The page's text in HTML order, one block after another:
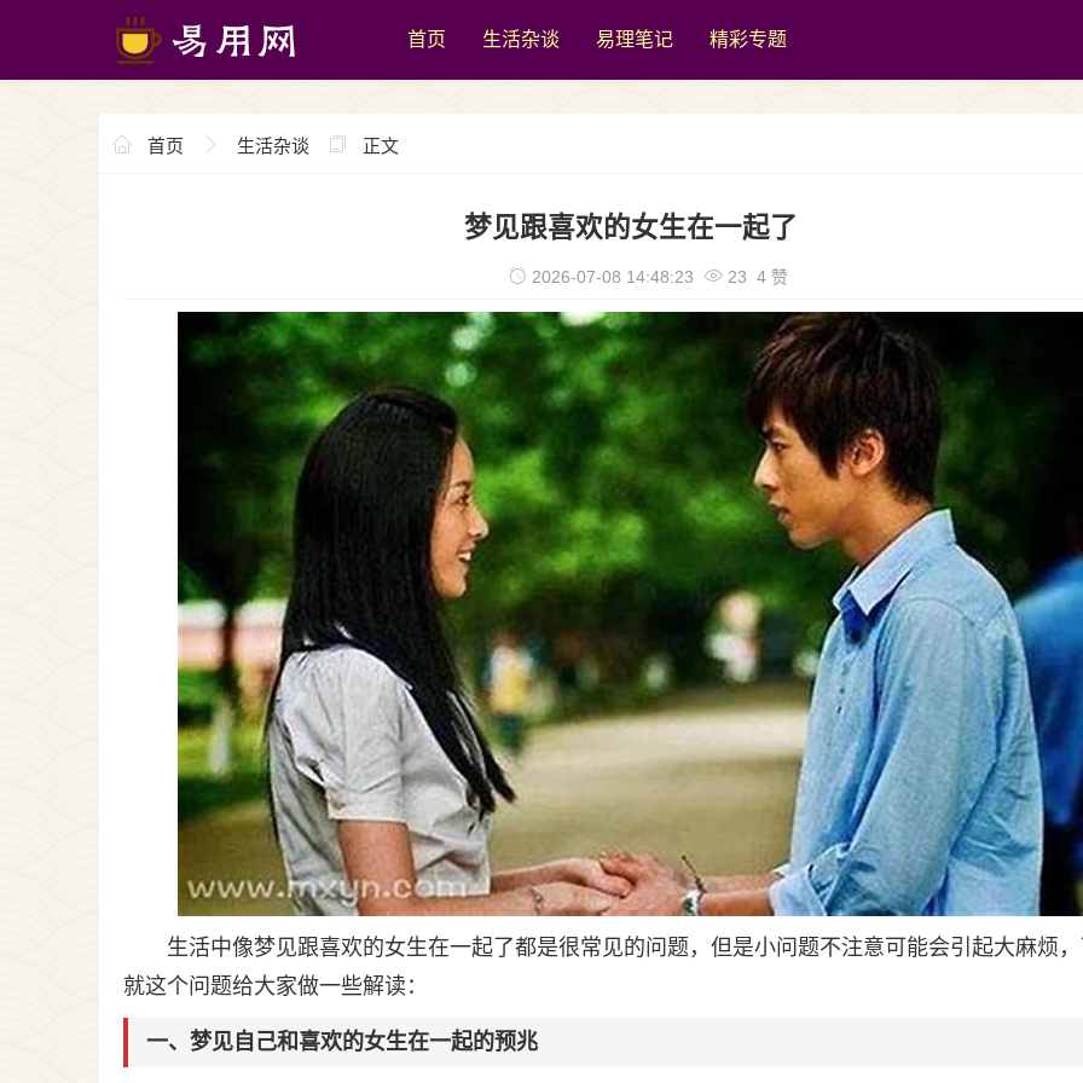
首页 生活杂谈 易理笔记 精彩专题
首页 生活杂谈 正文
梦见跟喜欢的女生在一起了
2026-07-08 14:48:23 23 4 赞
生活中像梦见跟喜欢的女生在一起了都是很常见的问题，但是小问题不注意可能会引起大麻烦
就这个问题给大家做一些解读：
一、梦见自己和喜欢的女生在一起的预兆